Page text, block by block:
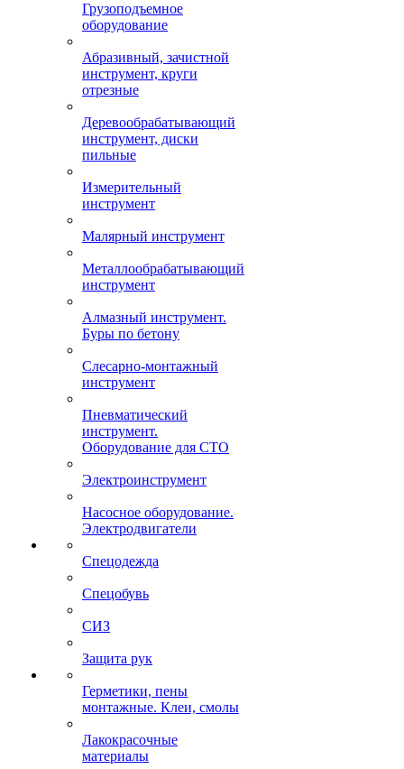
Грузоподъемное
оборудование
Абразивный, зачистной
инструмент, круги
отрезные
Деревообрабатывающий
инструмент, диски
пильные
Измерительный
инструмент
Малярный инструмент
Металлообрабатывающий
инструмент
Алмазный инструмент.
Буры по бетону
Слесарно-монтажный
инструмент
Пневматический
инструмент.
Оборудование для СТО
Электроинструмент
Насосное оборудование.
Электродвигатели
Спецодежда
Спецобувь
СИЗ
Защита рук
Герметики, пены
монтажные. Клеи, смолы
Лакокрасочные
материалы